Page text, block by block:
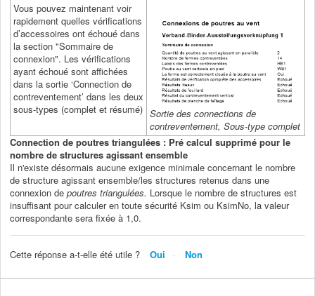
Vous pouvez maintenant voir
rapidement quelles vérifications
d’accessoires ont échoué dans
la section "Sommaire de
connexion". Les vérifications
ayant échoué sont affichées
dans la sortie ‘Connection de
contreventement’ dans les deux
sous-types (complet et résumé) Sortie des connections de
contreventement, Sous-type complet
Connection de poutres triangulées : Pré calcul supprimé pour le
nombre de structures agissant ensemble
Il n'existe désormais aucune exigence minimale concernant le nombre
de structure agissant ensemble/les structures retenus dans une
connexion de poutres triangulées. Lorsque le nombre de structures est
insuffisant pour calculer en toute sécurité Ksim ou KsimNo, la valeur
correspondante sera fixée à 1,0.
Cette réponse a-t-elle été utile ? Oui Non